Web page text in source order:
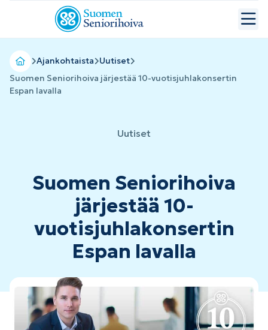
Ajankohtaista
Uutiset
Suomen Seniorihoiva järjestää 10-vuotisjuhlakonsertin
Espan lavalla
Uutiset
Suomen Seniorihoiva
järjestää 10-
vuotisjuhlakonsertin
Espan lavalla